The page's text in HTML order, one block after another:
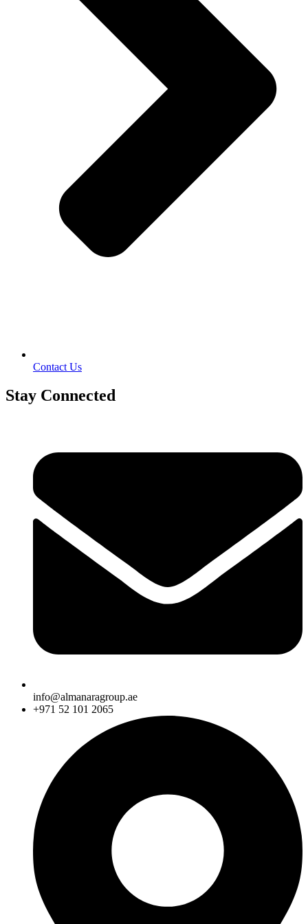
Contact Us
Stay Connected
info@almanaragroup.ae
+971 52 101 2065